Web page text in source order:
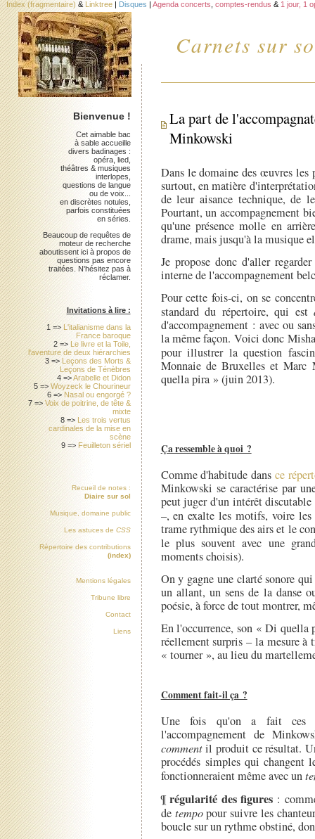
Carnets sur
Index (fragmentaire) & Linktree | Disques | Agenda concerts comptes-rendus & 1 jour, 1
La part de
Minkowski
Dans le domaine des œuvres les
surtout, en matière
de leur aisance technique, de
Pourtant, un accompagnement
qu'une présence molle en
drame, mais jusqu'à la musique
Je propose donc d'aller
interne de l'accompagnement
Pour cette fois-ci, on se
standard du répertoire, qui est
d'accompagnement : avec ou
la même façon. Voici donc
pour illustrer la question
Monnaie de Bruxelles et
quella pira » (juin 2013).
Ça ressemble à quoi ?
Comme d'habitude dans ce
Minkowski se caractérise par
peut juger d'un intérêt discutable
–, en exalte les motifs, voire les
trame rythmique des airs et le
le plus souvent avec une
moments choisis).
On y gagne une clarté sonore
un allant, un sens de la danse
poésie, à force de tout montrer,
En l'occurrence, son « Di quella
réellement surpris – la mesure à
« tourner », au lieu du
Comment fait-il ça ?
Une fois qu'on a fait ces
l'accompagnement de
commentil produit ce résultat.
procédés simples qui changent
fonctionneraient même avec un
¶régularité des figures :
de tempopour suivre les
boucle sur un rythme obstiné,
Bienvenue !
Cet aimable bac
à sable accueille
divers badinages :
opéra, lied,
théâtres & musiques
interlopes,
questions de langue
ou de voix...
en discrètes notules,
parfois constituées
en séries.
Beaucoup de requêtes de
moteur de recherche
aboutissent ici à propos de
questions pas encore
traitées. N'hésitez pas à
réclamer.
Invitations à lire :
1 => L'italianisme dans la
France baroque
2 => Le livre et la Toile,
l'aventure de deux hiérarchies
3 => Leçons des Morts &
Leçons de Ténèbres
4 =>Arabelle et Didon
5 =>Woyzeck le Chourineur
6 => Nasal ou engorgé ?
7 =>Voix de poitrine, de tête &
mixte
8 => Les trois vertus
cardinales de la mise en
scène
9 => Feuilleton sériel
Recueil de notes :
Diaire sur sol
Musique, domaine public
Les astuces de CSS
Répertoire des contributions
(index)
Mentions légales
Tribune libre
Contact
Liens